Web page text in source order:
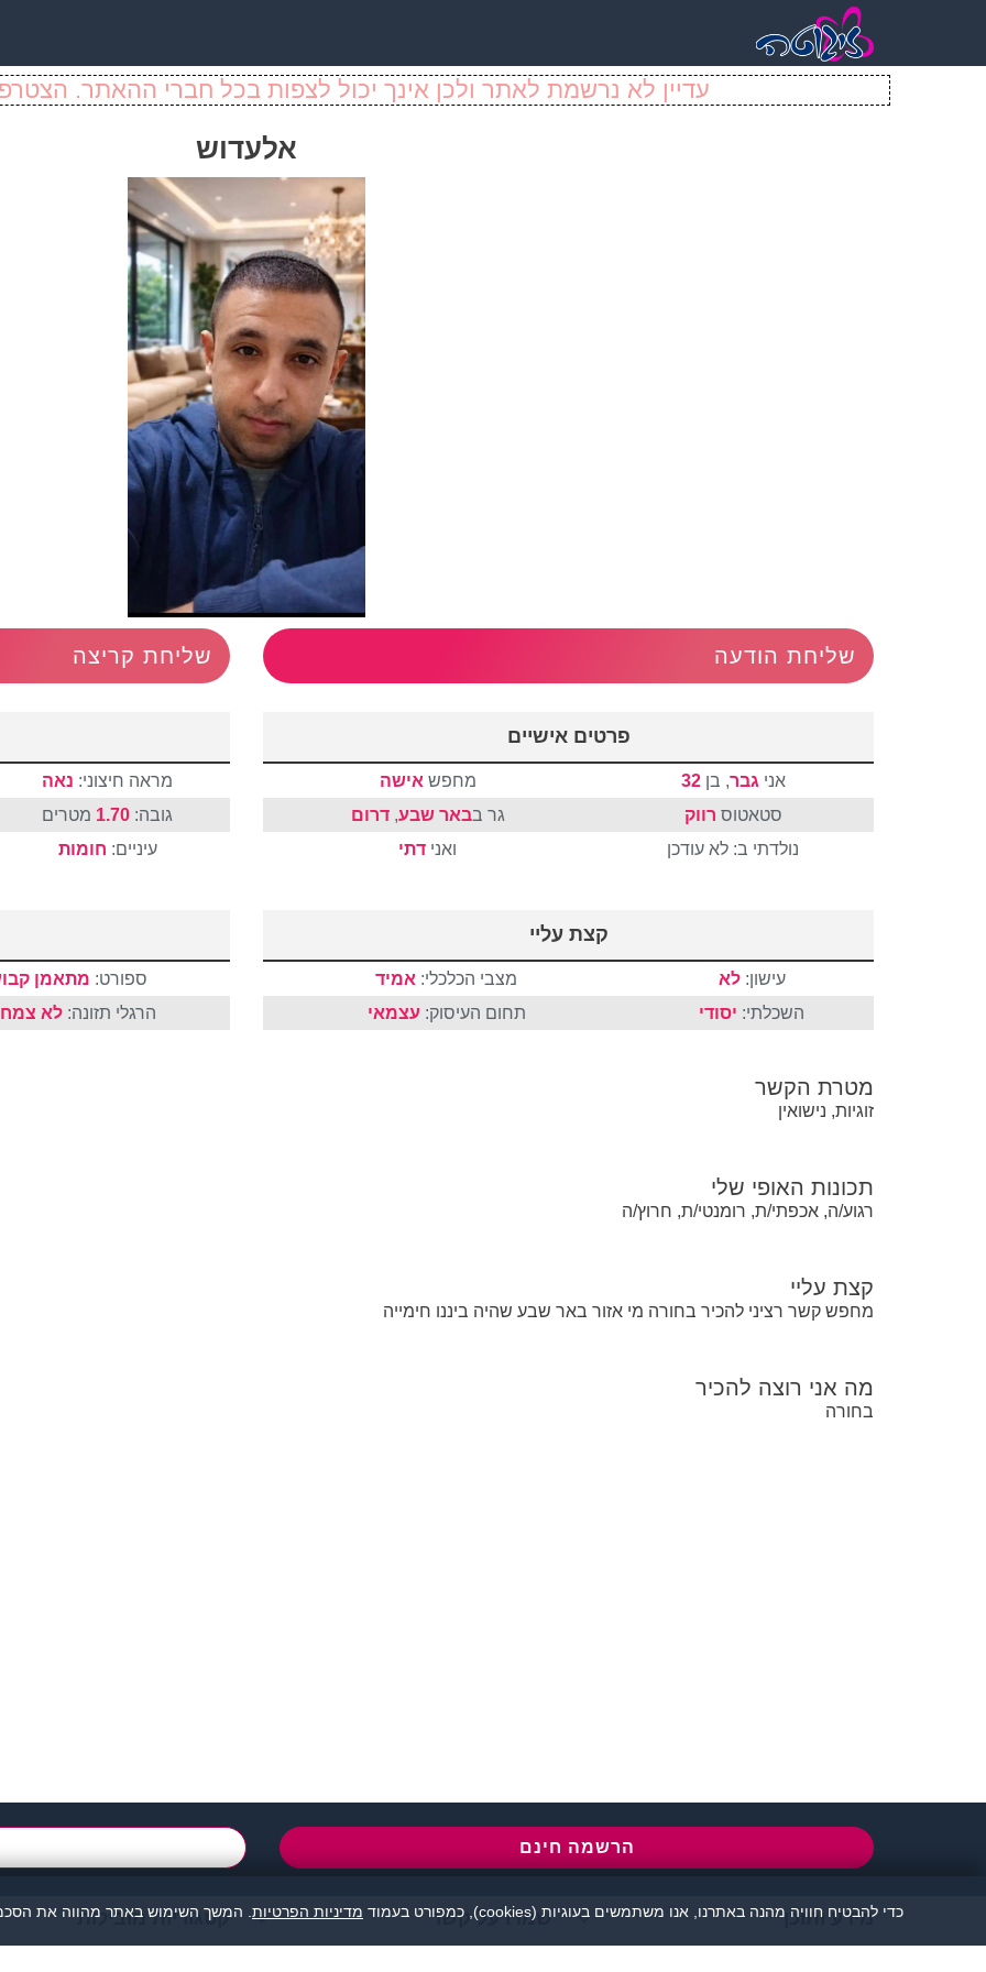
עדיין לא נרשמת לאתר ולכן אינך יכול לצפות בכל חברי ההאתר.
אלעדוש
שליחת הודעה שליחת קריצה
פרטים אישיים
אני גבר, בן32 מחפש אישה
סטאטוס רווק גר בבאר שבע,דרום
נולדתי ב: לא עודכן
ואני דתי
מראה חיצוני: נאה
גובה: 1.70 מטרים
עיניים: חומות
קצת עליי
עישון:לא מצבי הכלכלי: אמיד
השכלתי: יסודי תחום העיסוק: עצמאי
ספורט: מתאמן
הרגלי תזונה: לא
מטרת הקשר
זוגיות, נישואין
תכונות האופי שלי
רגוע/ה, אכפתי/ת, רומנטי/ת, חרוץ/ה
קצת עליי
מחפש קשר רציני להכיר בחורה מי אזור באר שבע שהיה ביננו חימייה
מה אני רוצה להכיר
בחורה
הרשמה חינם077-5030670
מידע ותוכן שמרו על קשר קטגוריות מובילות כדי להבטיח חוויה מהנה באתרנו, אנו משתמשים בעוגיות (cookies), כמפורט בעמוד מדיניות הפרטיות . המשך השימוש באתר מהווה את